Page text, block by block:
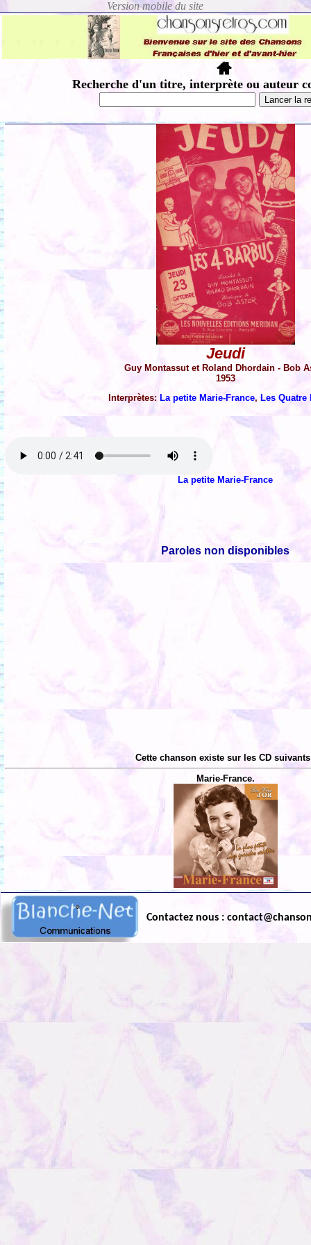
Recherche d'un titre, interprète ou auteur
Jeudi
Guy Montassut et Roland Dhordain - Bob
1953
Interprètes: La petite Marie-France, Les Quatre
La petite Marie-France
Paroles non disponibles
Cette chanson existe sur les CD
Marie-France.
Contactez nous :